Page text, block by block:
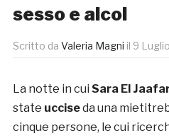
sesso e alcol
Scritto da Valeria Magni il 9
La notte in cui Sara El
state ucciseda una
cinque persone, le cui